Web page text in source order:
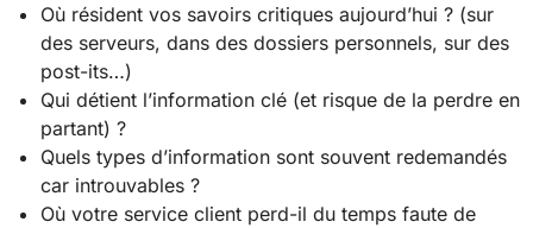
Où résident vos savoirs critiques aujourd’hui ? (sur
des serveurs, dans des dossiers personnels, sur des
post-its…)
Qui détient l’information clé (et risque de la perdre en
partant) ?
Quels types d’information sont souvent redemandés
car introuvables ?
Où votre service client perd-il du temps faute de